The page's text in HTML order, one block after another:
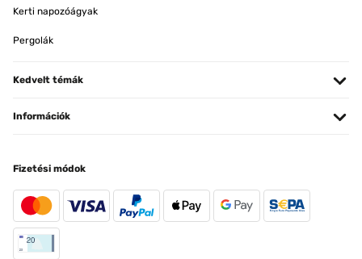
Kerti napozóágyak
Pergolák
Kedvelt témák
Információk
Fizetési módok